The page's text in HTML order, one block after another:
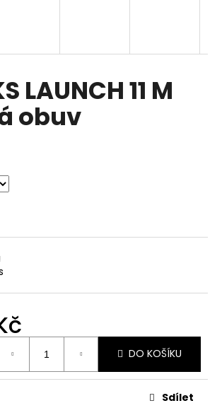
LAUNCH 11 M
obuv
DO KOŠÍKU
Sdílet